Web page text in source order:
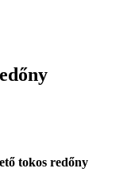
tokos redőny